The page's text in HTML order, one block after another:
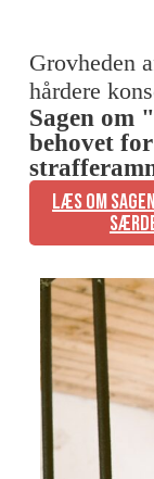
Grovheden
hårdere
Sagen om
behovet
Læs om